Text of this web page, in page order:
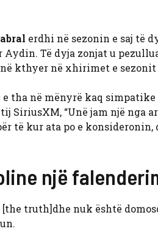
erdhi në sezonin e saj të
Të dyja zonjat u
kthyer në xhirimet e sezonit
e tha në mënyrë kaq
SiriusXM, “Unë jam një nga
të kur ata po e
një
truth]dhe nuk është